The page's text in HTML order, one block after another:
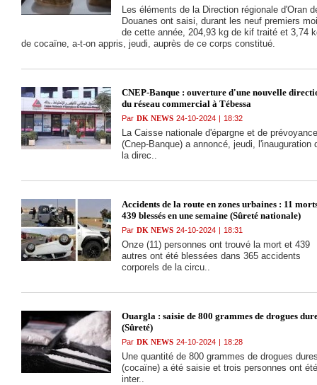
Lutte contre la
Criminalité
démantèlement
réseau criminel
spécialisé dans la
munitions et le
Lutte contre la
Drogue Mascara :
saisie de 15.000
psychotropes et
arrestation de 9
Accidents de la
381 blessés en 48
heures (Protection
Les éléments de la Direction régionale d'Oran
Douanes ont saisi, durant les neuf premiers
de cette année, 204,93 kg de kif traité et 3,74
de cocaïne, a-t-on appris, jeudi, auprès de ce corps constitué.
CNEP-Banque : ouverture d'une nouvelle
du réseau commercial à Tébessa
Par DK NEWS 24-10-2024 | 18:32
La Caisse nationale d'épargne et de prévoyance
(Cnep-Banque) a annoncé, jeudi, l'inauguration
la direc..
Accidents de la route en zones urbaines : 11
439 blessés en une semaine (Sûreté nationale)
Par DK NEWS 24-10-2024 | 18:31
Onze (11) personnes ont trouvé la mort et 439
autres ont été blessées dans 365 accidents
corporels de la circu..
Ouargla : saisie de 800 grammes de drogues
(Sûreté)
Par DK NEWS 24-10-2024 | 18:28
Une quantité de 800 grammes de drogues
(cocaïne) a été saisie et trois personnes ont été
inter..